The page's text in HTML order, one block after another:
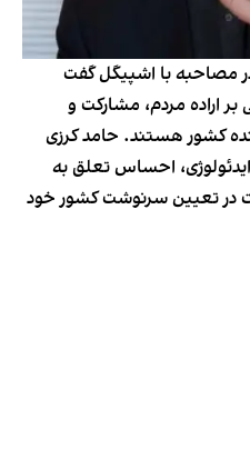
مصاحبه با اشپیگل گفت
اراده مردم، مشارکت و
کشور هستند. حامد کرزی
احساس تعلق به
در تعیین سرنوشت کشور خود